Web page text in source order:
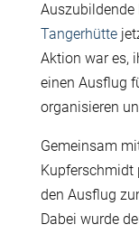
Tangerhütte
Aktion war es,
einen Ausflug
organisieren
Gemeinsam
Kupferschmidt
den Ausflug
Dabei wurde